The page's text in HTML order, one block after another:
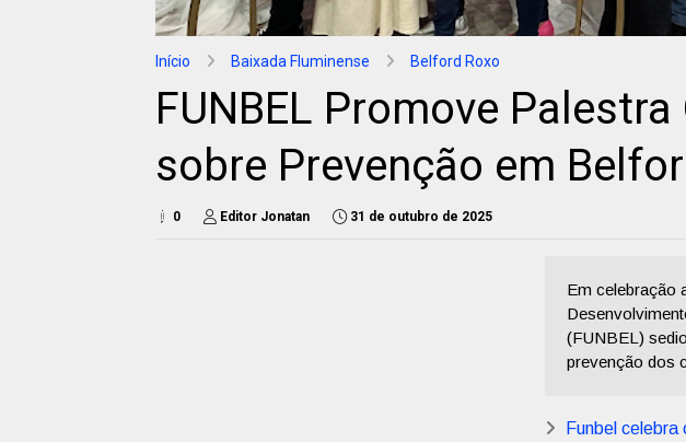
Início Baixada Fluminense Belford Roxo
FUNBEL Promove
sobre Prevenção em
0 Editor Jonatan 31 de outubro de 2025
Em celebração
(FUNBEL)
prevenção dos
Funbel